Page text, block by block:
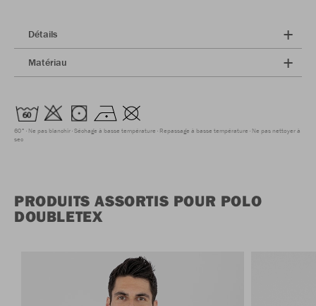
Détails
Matériau
60° Ne pas blanchir Séchage à basse température Repassage à basse température Ne pas nettoyer à
sec
PRODUITS ASSORTIS POUR POLO
DOUBLETEX